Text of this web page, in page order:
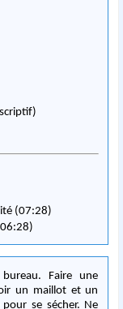
(07:28)
une